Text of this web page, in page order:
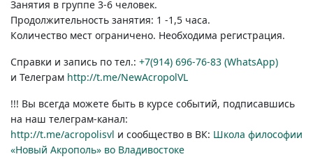
Занятия в группе 3-6 человек.
Продолжительность занятия: 1 -1,5 часа.
Количество мест ограничено. Необходима регистрация.
Справки и запись по тел.: +7(914) 696-76-83 (WhatsApp)
и Телеграм http://t.me/NewAcropolVL
!!! Вы всегда можете быть в курсе событий, подписавшись
на наш телеграм-канал:
http://t.me/acropolisvl и сообщество в ВК: Школа философии
«Новый Акрополь» во Владивостоке